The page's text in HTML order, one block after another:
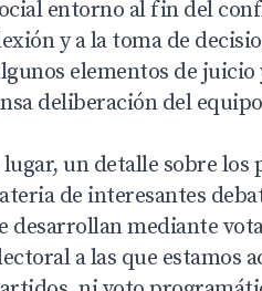
entorno al fin del
y a la toma de
elementos de juicio
deliberación del
un detalle sobre los
de interesantes
desarrollan mediante
a las que estamos